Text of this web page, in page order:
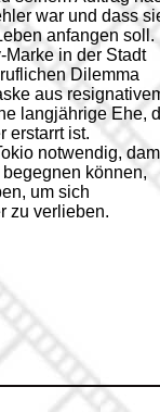
war und dass
anfangen soll.
in der Stadt
Dilemma
aus
langjährige Ehe,
erstarrt ist.
notwendig,
können,
um sich
zu verlieben.